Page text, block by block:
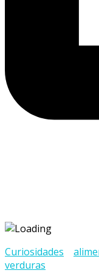
Curiosidades
verduras